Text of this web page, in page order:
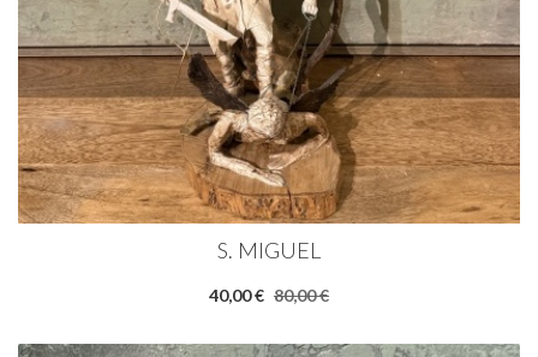
S. MIGUEL
40,00 € 80,00 €